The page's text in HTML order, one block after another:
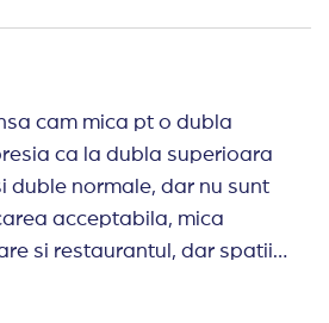
centru.
cam mica pt o dubla
ca la dubla superioara
duble normale, dar nu sunt
acceptabila, mica
si restaurantul, dar spatii
lua masa. Mancare buna,